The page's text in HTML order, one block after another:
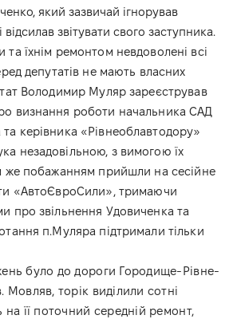
який зазвичай ігнорував
звітувати свого заступника.
та їхнім ремонтом невдоволені всі
депутатів не мають власних
Володимир Муляр зареєстрував
визнання роботи начальника САД
керівника «Рівнеоблавтодору»
незадовільною, з вимогою їх
же побажанням прийшли на сесійне
«АвтоЄвроСили», тримаючи
про звільнення Удовиченка та
п.Муляра підтримали тільки
було до дороги Городище-Рівне-
Мовляв, торік виділили сотні
на її поточний середній ремонт,